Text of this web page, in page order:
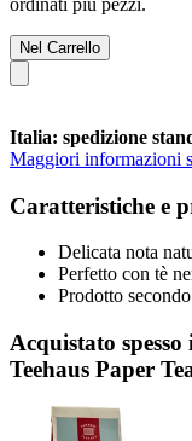
Nel Carrello
Italia: spedizione
Maggiori informazioni
Caratteristiche e
Delicata nota
Perfetto con tè
Prodotto
Acquistato
Teehaus Paper